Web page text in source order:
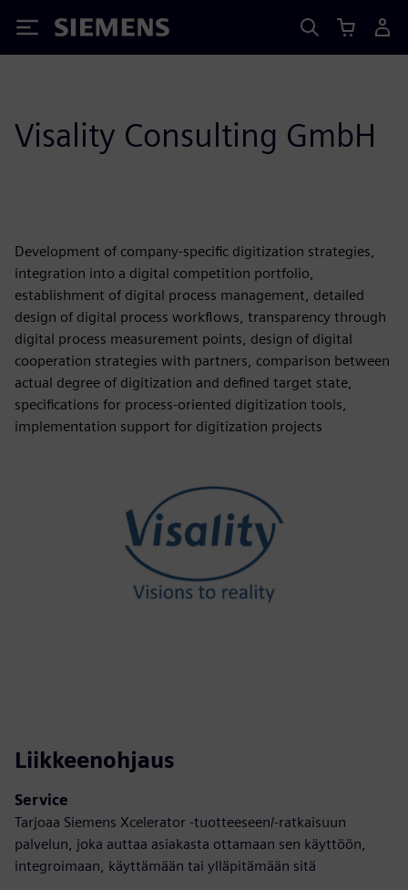
Siemens
Visality Consulting GmbH
Development of company-specific digitization strategies,
integration into a digital competition portfolio,
establishment of digital process management, detailed
design of digital process workflows, transparency through
digital process measurement points, design of digital
cooperation strategies with partners, comparison between
actual degree of digitization and defined target state,
specifications for process-oriented digitization tools,
implementation support for digitization projects
Liikkeenohjaus
Service
Tarjoaa Siemens Xcelerator -tuotteeseen/-ratkaisuun
palvelun, joka auttaa asiakasta ottamaan sen käyttöön,
integroimaan, käyttämään tai ylläpitämään sitä